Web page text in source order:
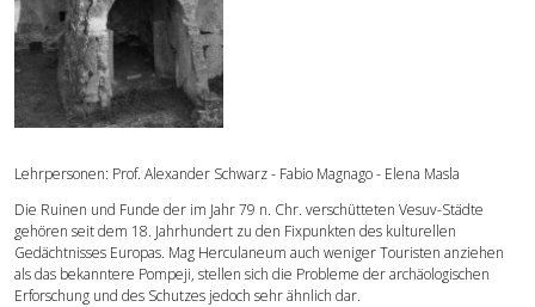
Grundlehre
Forschung
Publikationen
Kontakt
Lehrpersonen: Prof. Alexander Schwarz - Fabio Magnago - Elena Masla
Die Ruinen und Funde der im Jahr 79 n. Chr. verschütteten Vesuv-Städte
gehören seit dem 18. Jahrhundert zu den Fixpunkten des kulturellen
Gedächtnisses Europas. Mag Herculaneum auch weniger Touristen anziehen
als das bekanntere Pompeji, stellen sich die Probleme der archäologischen
Erforschung und des Schutzes jedoch sehr ähnlich dar.